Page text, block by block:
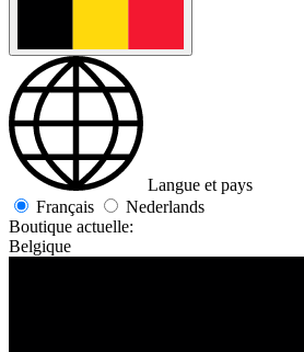
Langue et pays
Français
Nederlands
Boutique actuelle:
Belgique